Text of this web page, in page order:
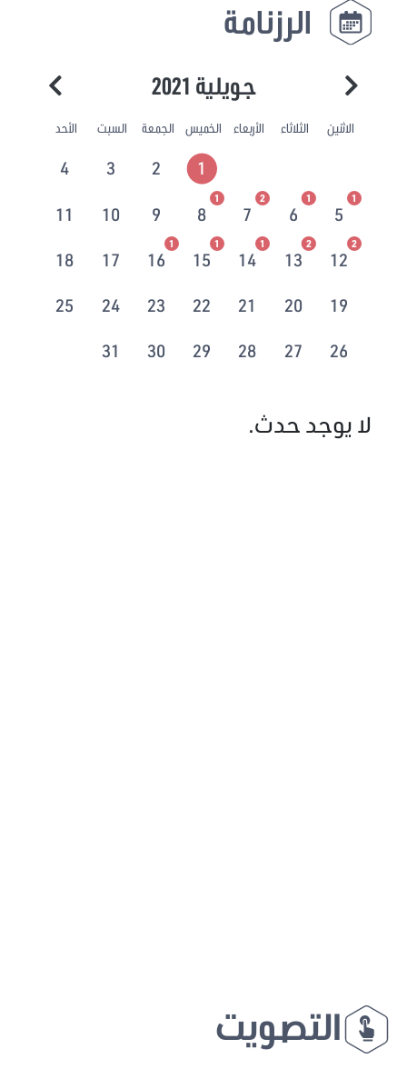
الرزنامة
جويلية 2021
الاثنين الثلاثاء الأربعاء الخميس الجمعة السبت الأحد
1
2
3
4
5
1
6
1
7
2
8
1
9
10
11
12
2
13
2
14
1
15
1
16
1
17
18
19
20
21
22
23
24
25
26
27
28
29
30
31
لا يوجد حدث.
التصويت